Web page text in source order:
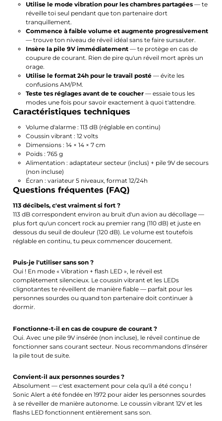
Utilise le mode vibration pour les chambres partagées— te
réveille toi seul pendant que ton partenaire dort
tranquillement.
Commence à faible volume et augmente progressivement
— trouve ton niveau de réveil idéal sans te faire sursauter.
Insère la pile 9V immédiatement— te protège en cas de
coupure de courant. Rien de pire qu'un réveil mort après un
orage.
Utilise le format 24h pour le travail posté— évite les
confusions AM/PM.
Teste tes réglages avant de te coucher— essaie tous les
modes une fois pour savoir exactement à quoi t'attendre.
Caractéristiques techniques
Volume d'alarme : 113 dB (réglable en continu)
Coussin vibrant : 12 volts
Dimensions : 14 × 14 × 7 cm
Poids : 765 g
Alimentation : adaptateur secteur (inclus) + pile 9V de secours
(non incluse)
Écran : variateur 5 niveaux, format 12/24h
Questions fréquentes (FAQ)
113 décibels, c'est vraiment si fort ?
113 dB correspondent environ au bruit d'un avion au décollage —
plus fort qu'un concert rock au premier rang (110 dB) et juste en
dessous du seuil de douleur (120 dB). Le volume est toutefois
réglable en continu, tu peux commencer doucement.
Puis-je l'utiliser sans son ?
Oui ! En mode « Vibration + flash LED », le réveil est
complètement silencieux. Le coussin vibrant et les LEDs
clignotantes te réveillent de manière fiable — parfait pour les
personnes sourdes ou quand ton partenaire doit continuer à
dormir.
Fonctionne-t-il en cas de coupure de courant ?
Oui. Avec une pile 9V insérée (non incluse), le réveil continue de
fonctionner sans courant secteur. Nous recommandons d'insérer
la pile tout de suite.
Convient-il aux personnes sourdes ?
Absolument — c'est exactement pour cela qu'il a été conçu !
Sonic Alert a été fondée en 1972 pour aider les personnes sourdes
à se réveiller de manière autonome. Le coussin vibrant 12V et les
flashs LED fonctionnent entièrement sans son.